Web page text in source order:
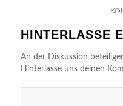
HINTERLASSE
An der Diskussion
Hinterlasse uns deinen